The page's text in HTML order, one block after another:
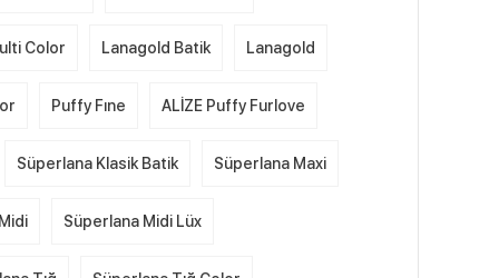
Color Lanagold Batik Lanagold
Puffy Fıne ALİZE Puffy Furlove
Süperlana Klasik Batik Süperlana Maxi
Süperlana Midi Lüx